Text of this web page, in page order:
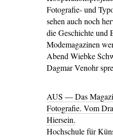
Fotografie- und
sehen auch noch
die Geschichte und
Modemagazinen
Abend Wiebke
Dagmar Venohr
AUS — Das
Fotografie. Vom
Hiersein.
Hochschule für